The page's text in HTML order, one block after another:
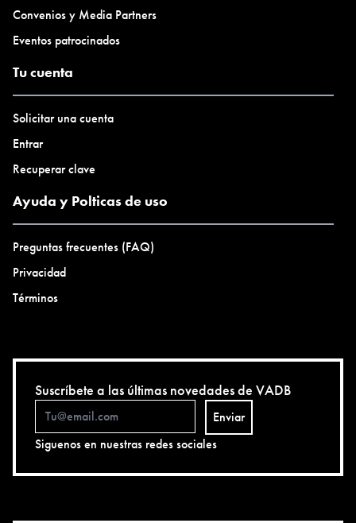
Convenios y Media Partners
Eventos patrocinados
Tu cuenta
Solicitar una cuenta
Entrar
Recuperar clave
Ayuda y Polticas de uso
Preguntas frecuentes (FAQ)
Privacidad
Términos
Suscríbete a las últimas novedades de VADB
Enviar
Siguenos en nuestras redes sociales